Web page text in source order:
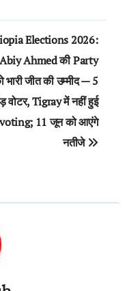
Elections 2026:
Ahmed की Party
भारी जीत की उम्मीद — 5
वोटर, Tigray में नहीं हुई
voting; 11 जून को आएंगे
नतीजे